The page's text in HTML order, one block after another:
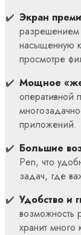
Экран
разрешением
насыщенную
просмотре
Мощное
оперативной
приложений.
Большие
Pen, что
задач, где
Удобство и
возможность
хранит много